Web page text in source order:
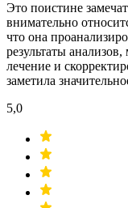
Это поистине
внимательно
что она
результаты
лечение и
заметила
5,0